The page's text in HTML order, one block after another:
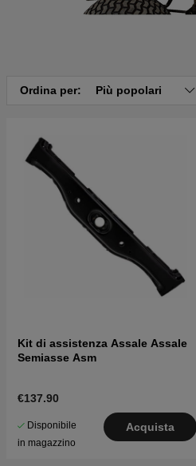
Ordina per: Più popolari
Kit di assistenza Assale Assale
Semiasse Asm
€137.90
Disponibile
in magazzino
Acquista